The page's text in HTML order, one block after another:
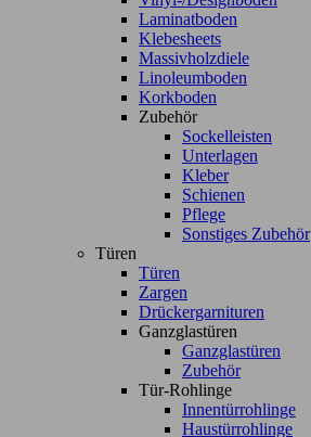
Laminatboden
Klebesheets
Massivholzdiele
Linoleumboden
Korkboden
Zubehör
Sockelleisten
Unterlagen
Kleber
Schienen
Pflege
Sonstiges Zubehör
Türen
Türen
Zargen
Drückergarnituren
Ganzglastüren
Ganzglastüren
Zubehör
Tür-Rohlinge
Innentürrohlinge
Haustürrohlinge